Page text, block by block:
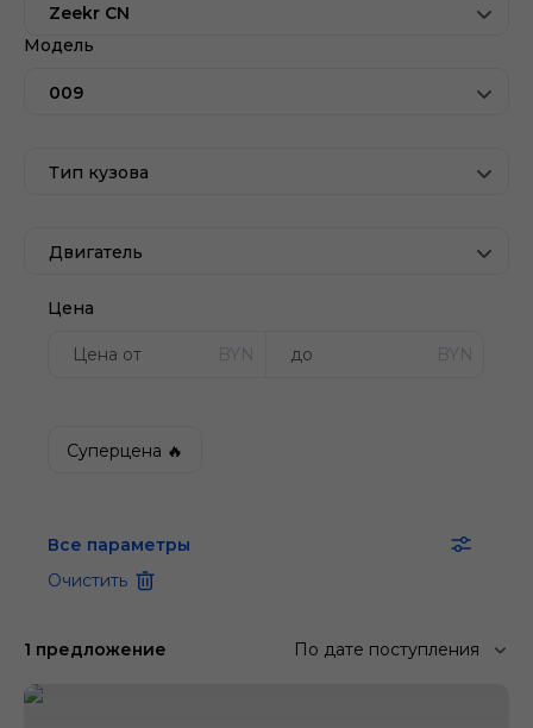
Zeekr CN
Модель
009
Тип кузова
Двигатель
Цена
BYN BYN
Суперцена 🔥
Все параметры
Очистить
1 предложение По дате поступления